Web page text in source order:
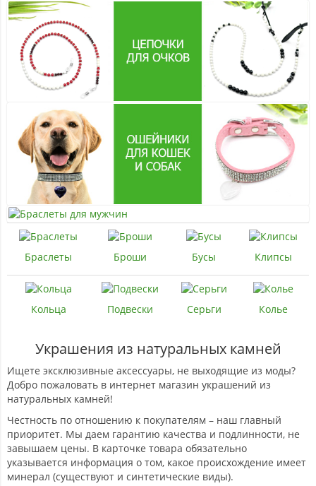
Браслеты Броши Бусы Клипсы
Кольца Подвески Серьги Колье
Украшения из натуральных камней
Ищете эксклюзивные аксессуары, не выходящие из моды?
Добро пожаловать в интернет магазин украшений из
натуральных камней!
Честность по отношению к покупателям – наш главный
приоритет. Мы даем гарантию качества и подлинности, не
завышаем цены. В карточке товара обязательно
указывается информация о том, какое происхождение имеет
минерал (существуют и синтетические виды).